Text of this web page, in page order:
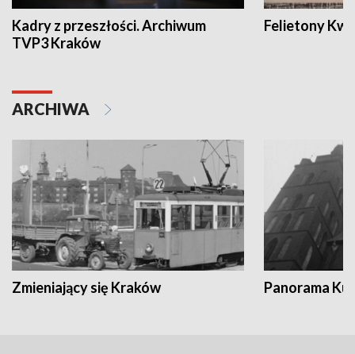
Kadry z przeszłości. Archiwum
TVP3 Kraków
Felietony
ARCHIWA
Zmieniający się Kraków Panorama